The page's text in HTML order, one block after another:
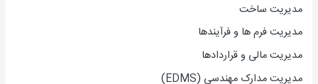
مدیریت ساخت
مدیریت فرم ها و فرآیندها
مدیریت مالی و قراردادها
مدیریت مدارک مهندسی (EDMS)